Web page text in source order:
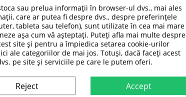
sau prelua informații în browser-ul dvs., mai ales
care ar putea fi despre dvs., despre preferințele
tableta sau telefon), sunt utilizate în cea mai mare
așa cum vă așteptați. Puteți afla mai multe despre
site și pentru a împiedica setarea cookie-urilor
ale categoriilor de mai jos. Totuși, dacă faceți acest
pe site și serviciile pe care le putem oferi.
Reject Accept